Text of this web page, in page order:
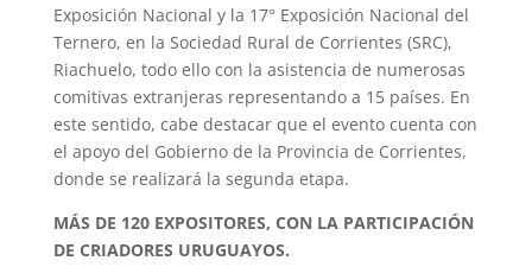
Exposición Nacional y la 17° Exposición Nacional del
Ternero, en la Sociedad Rural de Corrientes (SRC),
Riachuelo, todo ello con la asistencia de numerosas
comitivas extranjeras representando a 15 países. En
este sentido, cabe destacar que el evento cuenta con
el apoyo del Gobierno de la Provincia de Corrientes,
donde se realizará la segunda etapa.
MÁS DE 120 EXPOSITORES, CON LA PARTICIPACIÓN
DE CRIADORES URUGUAYOS.